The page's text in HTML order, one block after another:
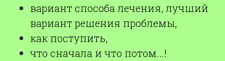
вариант способа лечения, лучший
вариант решения проблемы,
как поступить,
что сначала и что потом...!